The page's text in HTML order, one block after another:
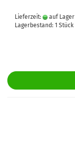
Lieferzeit: auf Lager
Lagerbestand: 1 Stück